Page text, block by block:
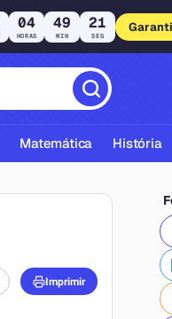
04
HORAS
49
MIN
20
SEG
Matemática História
Imprimir